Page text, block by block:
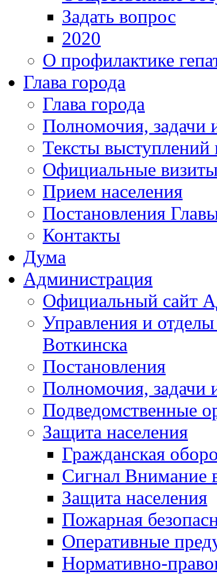
Задать вопрос
2020
О профилактике
Глава города
Глава города
Полномочия, задачи
Тексты выступлений
Официальные
Прием населения
Постановления
Контакты
Дума
Администрация
Официальный сайт
Управления и
Воткинска
Постановления
Полномочия, задачи
Подведомственные
Защита населения
Гражданская
Сигнал Внимание
Защита населения
Пожарная
Оперативные
Нормативно-